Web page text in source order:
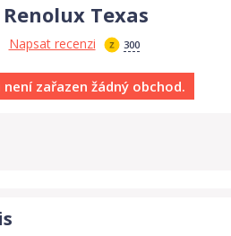
Texas
Napsat recenzi 300
zařazen žádný obchod.